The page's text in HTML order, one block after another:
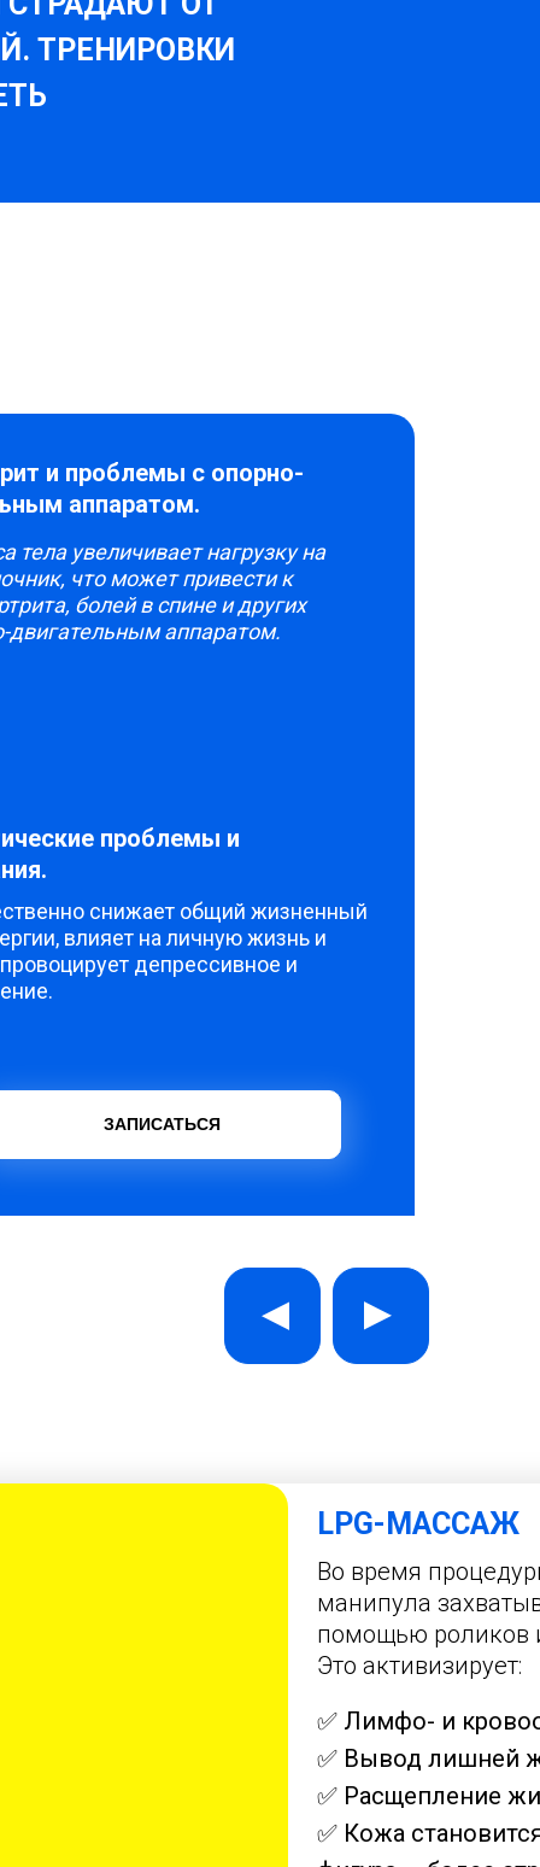
ТРЕНИРОВКИ
и проблемы с опорно-
аппаратом.
ЗАПИСАТЬСЯ
проблемы и
тела увеличивает нагрузку на
что может привести к
болей в спине и других
двигательным аппаратом.
снижает общий жизненный
влияет на личную жизнь и
депрессивное и
▲
▲
✅ Лимфо- и
✅ Вывод лишней
✅ Расщепление
✅ Кожа
Во время
манипула
помощью роликов
Это активизирует:
LPG-МАССАЖ